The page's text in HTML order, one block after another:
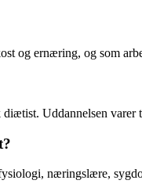
og ernæring, og som
Uddannelsen
næringslære,